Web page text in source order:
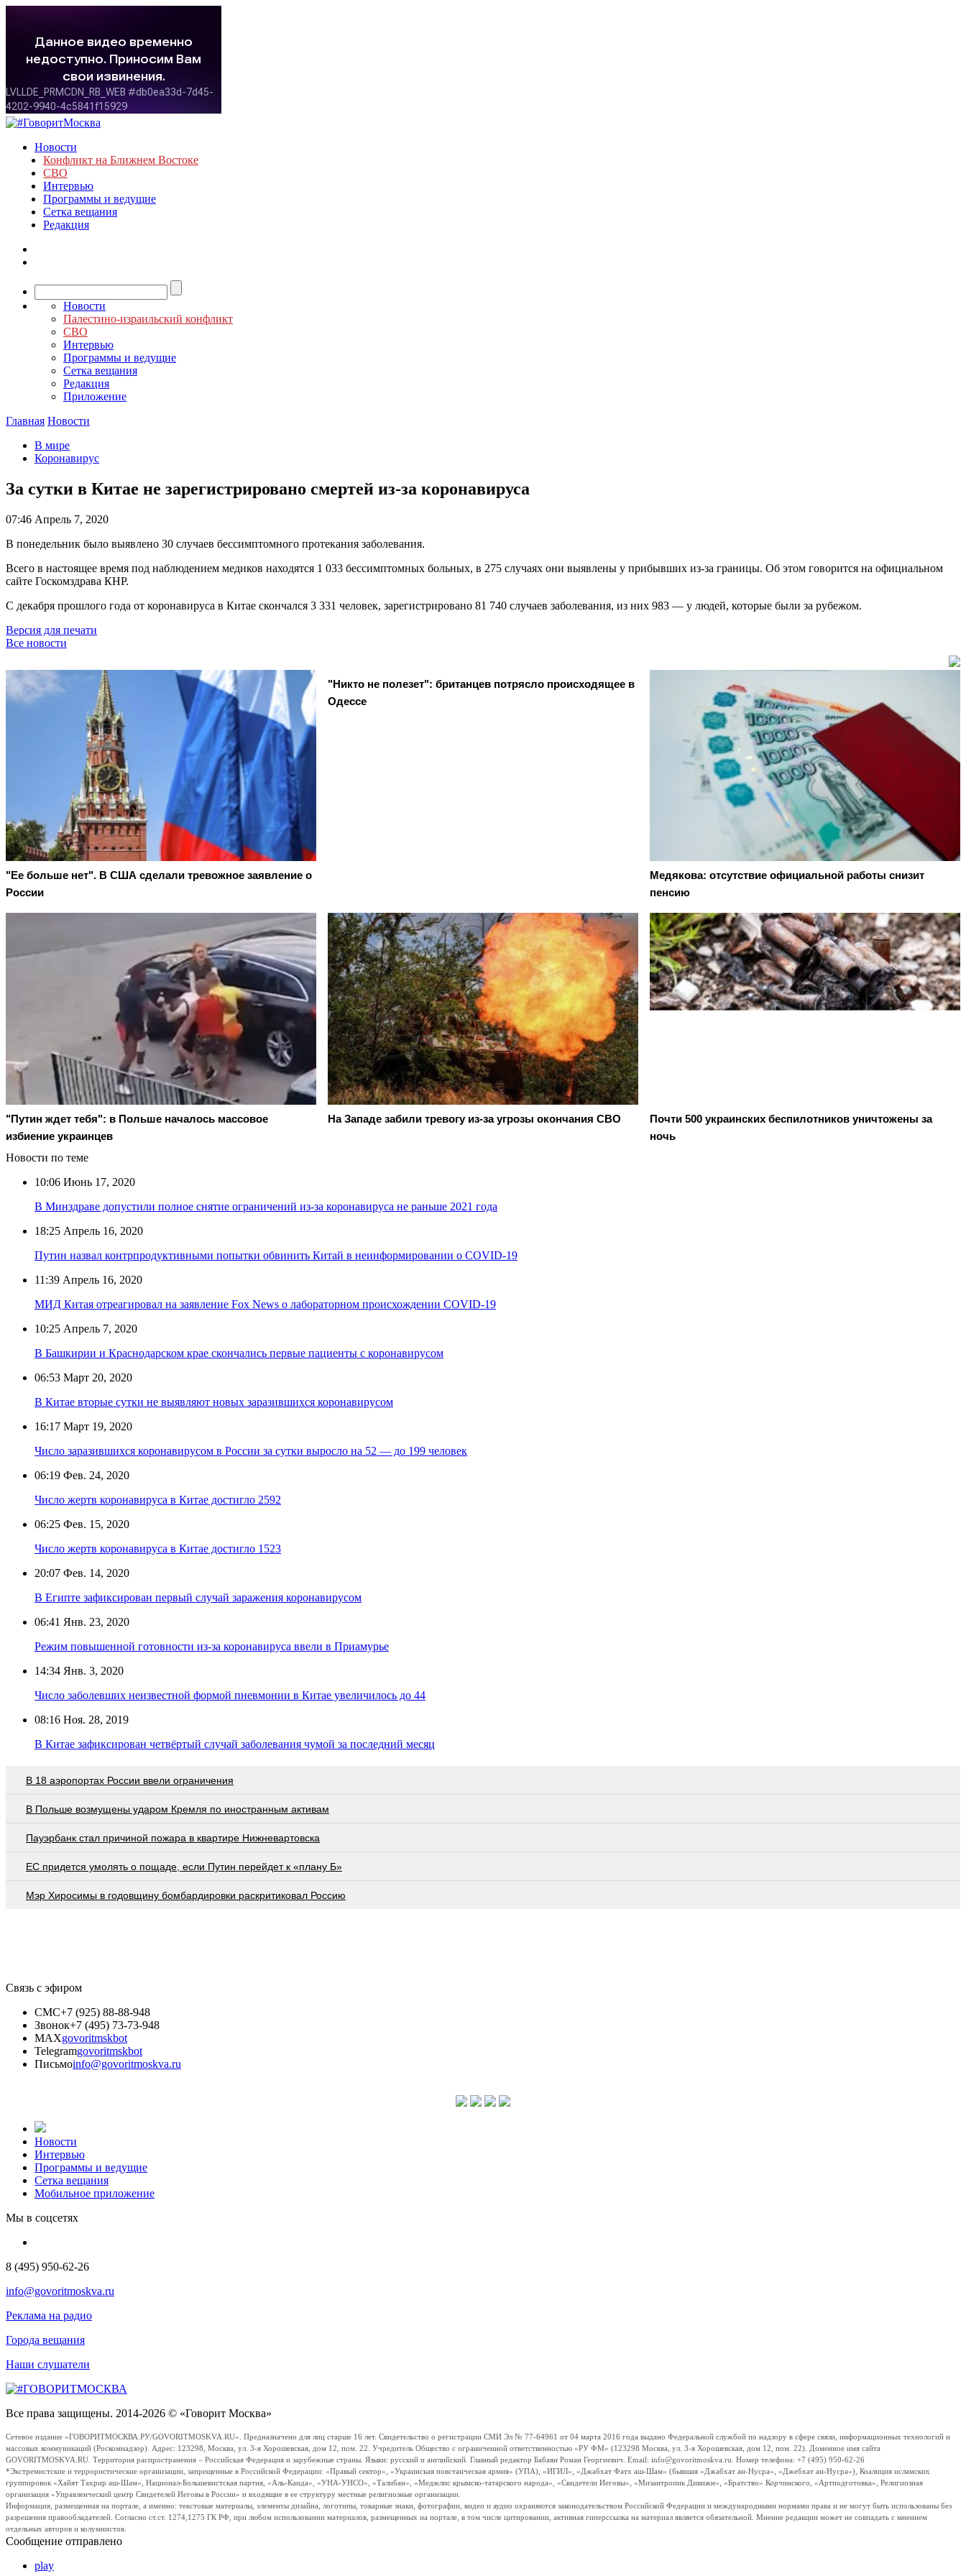
Новости
Конфликт на Ближнем Востоке
СВО
Интервью
Программы и ведущие
Сетка вещания
Редакция
Новости
Палестино-израильский конфликт
СВО
Интервью
Программы и ведущие
Сетка вещания
Редакция
Приложение
Главная Новости
В мире
Коронавирус
За сутки в Китае не зарегистрировано смертей из-за коронавируса
07:46 Апрель 7, 2020
В понедельник было выявлено 30 случаев бессимптомного протекания заболевания.
Всего в настоящее время под наблюдением медиков находятся 1 033 бессимптомных больных, в 275 случаях они выявлены у прибывших из-за границы. Об этом говорится на официальном
сайте Госкомздрава КНР.
С декабря прошлого года от коронавируса в Китае скончался 3 331 человек, зарегистрировано 81 740 случаев заболевания, из них 983 — у людей, которые были за рубежом.
Версия для печати
Все новости
"Ее больше нет". В США сделали тревожное заявление о
России
"Никто не полезет": британцев потрясло происходящее в
Одессе
Медякова: отсутствие официальной работы снизит
пенсию
"Путин ждет тебя": в Польше началось массовое
избиение украинцев
На Западе забили тревогу из-за угрозы окончания СВО
Почти 500 украинских беспилотников уничтожены за
ночь
Новости по теме
10:06 Июнь 17, 2020
В Минздраве допустили полное снятие ограничений из-за коронавируса не раньше 2021 года
18:25 Апрель 16, 2020
Путин назвал контрпродуктивными попытки обвинить Китай в неинформировании о COVID-19
11:39 Апрель 16, 2020
МИД Китая отреагировал на заявление Fox News о лабораторном происхождении COVID-19
10:25 Апрель 7, 2020
В Башкирии и Краснодарском крае скончались первые пациенты с коронавирусом
06:53 Март 20, 2020
В Китае вторые сутки не выявляют новых заразившихся коронавирусом
16:17 Март 19, 2020
Число заразившихся коронавирусом в России за сутки выросло на 52 — до 199 человек
06:19 Фев. 24, 2020
Число жертв коронавируса в Китае достигло 2592
06:25 Фев. 15, 2020
Число жертв коронавируса в Китае достигло 1523
20:07 Фев. 14, 2020
В Египте зафиксирован первый случай заражения коронавирусом
06:41 Янв. 23, 2020
Режим повышенной готовности из-за коронавируса ввели в Приамурье
14:34 Янв. 3, 2020
Число заболевших неизвестной формой пневмонии в Китае увеличилось до 44
08:16 Ноя. 28, 2019
В Китае зафиксирован четвёртый случай заболевания чумой за последний месяц
В 18 аэропортах России ввели ограничения
В Польше возмущены ударом Кремля по иностранным активам
Пауэрбанк стал причиной пожара в квартире Нижневартовска
EC придется умолять о пощаде, если Путин перейдет к «плану Б»
Мэр Хиросимы в годовщину бомбардировки раскритиковал Россию
Связь с эфиром
СМС+7 (925) 88-88-948
Звонок+7 (495) 73-73-948
MAXgovoritmskbot
Telegramgovoritmskbot
Письмоinfo@govoritmoskva.ru
Новости
Интервью
Программы и ведущие
Сетка вещания
Мобильное приложение
Мы в соцсетях
8 (495) 950-62-26
info@govoritmoskva.ru
Реклама на радио
Города вещания
Наши слушатели
Все права защищены. 2014-2026 © «Говорит Москва»
Сетевое издание «ГОВОРИТМОСКВА.РУ/GOVORITMOSKVA.RU». Предназначено для лиц старше 16 лет. Свидетельство о регистрации СМИ Эл № 77-64961 от 04 марта 2016 года выдано Федеральной службой по надзору в сфере связи, информационных технологий и
массовых коммуникаций (Роскомнадзор). Адрес: 123298, Москва, ул. 3-я Хорошевская, дом 12, пом. 22. Учредитель Общество с ограниченной ответственностью «РУ ФМ» (123298 Москва, ул. 3-я Хорошевская, дом 12, пом. 22). Доменное имя сайта
GOVORITMOSKVA.RU. Территория распространения – Российская Федерация и зарубежные страны. Языки: русский и английский. Главный редактор Бабаян Роман Георгиевич. Email: info@govoritmoskva.ru. Номер телефона: +7 (495) 950-62-26
*Экстремистские и террористические организации, запрещенные в Российской Федерации: «Правый сектор», «Украинская повстанческая армия» (УПА), «ИГИЛ», «Джабхат Фатх аш-Шам» (бывшая «Джабхат ан-Нусра», «Джебхат ан-Нусра»), Коалиция исламских
группировок «Хайят Тахрир аш-Шам», Национал-Большевистская партия, «Аль-Каида», «УНА-УНСО», «Талибан», «Меджлис крымско-татарского народа», «Свидетели Иеговы», «Мизантропик Дивижн», «Братство» Корчинского, «Артподготовка», Религиозная
организация «Управленческий центр Свидетелей Иеговы в России» и входящие в ее структуру местные религиозные организации.
Информация, размещенная на портале, а именно: текстовые материалы, элементы дизайна, логотипы, товарные знаки, фотографии, видео и аудио охраняются законодательством Российской Федерации и международными нормами права и не могут быть использованы без
разрешения правообладателей. Согласно ст.ст. 1274,1275 ГК РФ, при любом использовании материалов, размещенных на портале, в том числе цитировании, активная гиперссылка на материал является обязательной. Мнение редакции может не совпадать с мнением
отдельных авторов и колумнистов.
Сообщение отправлено
play